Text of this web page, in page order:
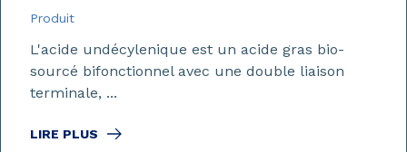
Produit
L'acide undécylenique est un acide gras bio-
sourcé bifonctionnel avec une double liaison
terminale, ...
LIRE PLUS